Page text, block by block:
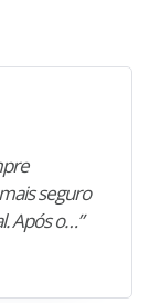
seguro
Após o…”